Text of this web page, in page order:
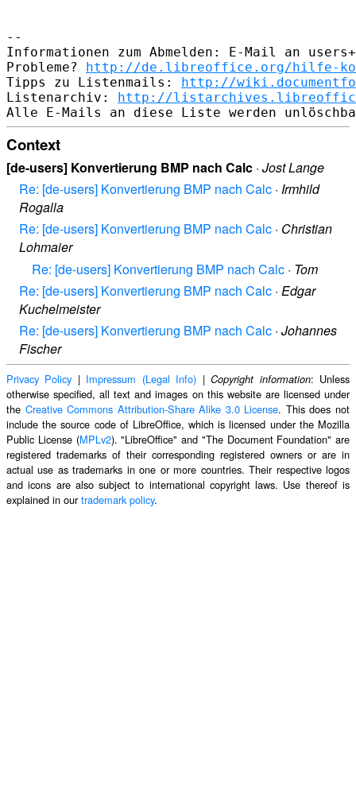
--
Informationen zum Abmelden: E-Mail an
Probleme? http://de.libreoffice.org/hilfe-
Tipps zu Listenmails: http://
Listenarchiv: http://
Context
[de-users] Konvertierung BMP nach Calc · Jost Lange
Re: [de-users] Konvertierung BMP nach Calc · Irmhild
Rogalla
Re: [de-users] Konvertierung BMP nach Calc · Christian
Lohmaier
Re: [de-users] Konvertierung BMP nach Calc · Tom
Re: [de-users] Konvertierung BMP nach Calc · Edgar
Kuchelmeister
Re: [de-users] Konvertierung BMP nach Calc · Johannes
Fischer
Privacy Policy | Impressum (Legal Info) |Copyright information: Unless
otherwise specified, all text and images on this website are licensed under
the Creative Commons Attribution-Share Alike 3.0 License. This does not
include the source code of LibreOffice, which is licensed under the Mozilla
Public License (MPLv2). "LibreOffice" and "The Document Foundation" are
registered trademarks of their corresponding registered owners or are in
actual use as trademarks in one or more countries. Their respective logos
and icons are also subject to international copyright laws. Use thereof is
explained in ourtrademark policy.